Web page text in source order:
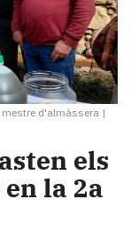
d'almàssera |
els
la 2a